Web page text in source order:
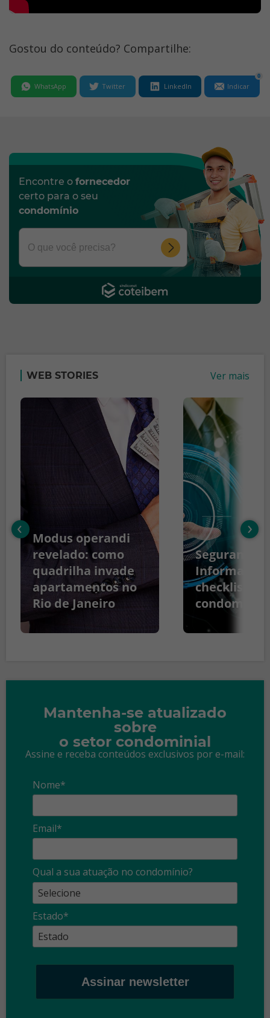
Gostou do conteúdo? Compartilhe:
WhatsApp Twitter LinkedIn Indicar
0
Encontre o fornecedor
certo para o seu
condomínio
WEB STORIES Ver mais
Modus operandi
revelado: como
quadrilha invade
apartamentos no
Rio de Janeiro
Segurança
Informação:
checklist
‹ ›
Mantenha-se atualizado
sobre
o setor condominial
Assine e receba conteúdos exclusivos por e-mail:
Nome*
Email*
Qual a sua atuação no condomínio?
Estado*
Assinar newsletter